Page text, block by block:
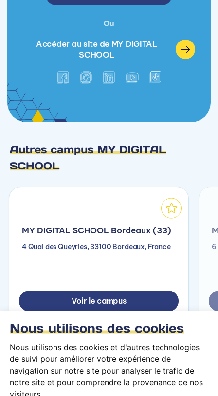
Nous utilisons des cookies
Nous utilisons des cookies et d'autres technologies
de suivi pour améliorer votre expérience de
navigation sur notre site pour analyser le trafic de
notre site et pour comprendre la provenance de nos
visiteurs.
Ou
Accéder au site de MY DIGITAL
SCHOOL
Autres campus MY DIGITAL
SCHOOL
MY DIGITAL SCHOOL Bordeaux (33)
4 Quai des Queyries, 33100 Bordeaux, France
Voir le campus
6